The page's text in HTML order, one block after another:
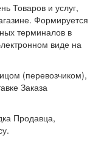
Товаров и услуг,
Формируется
терминалов в
виде на
(перевозчиком),
Заказа
Продавца,